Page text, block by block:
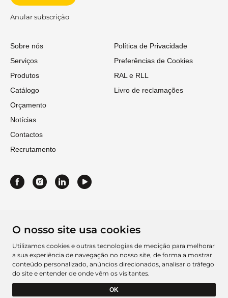
O nosso site usa cookies
Utilizamos cookies e outras tecnologias de medição para melhorar
a sua experiência de navegação no nosso site, de forma a mostrar
conteúdo personalizado, anúncios direcionados, analisar o tráfego
do site e entender de onde vêm os visitantes.
OK
Anular subscrição
Sobre nós
Serviços
Produtos
Catálogo
Orçamento
Notícias
Contactos
Recrutamento
Política de Privacidade
Preferências de Cookies
RAL e RLL
Livro de reclamações
Barcelbordados ©
Ficha do Projeto 2016 Ficha do Projeto 2021